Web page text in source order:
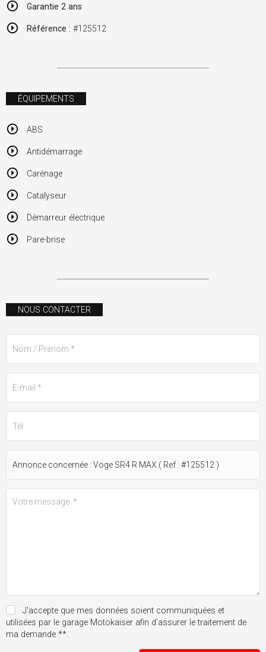
Garantie 2 ans
Référence : #125512
ÉQUIPEMENTS
ABS
Antidémarrage
Carénage
Catalyseur
Démarreur électrique
Pare-brise
NOUS CONTACTER
J'accepte que mes données soient communiquées et
utilisées par le garage Motokaiser afin d'assurer le traitement de
ma demande **.